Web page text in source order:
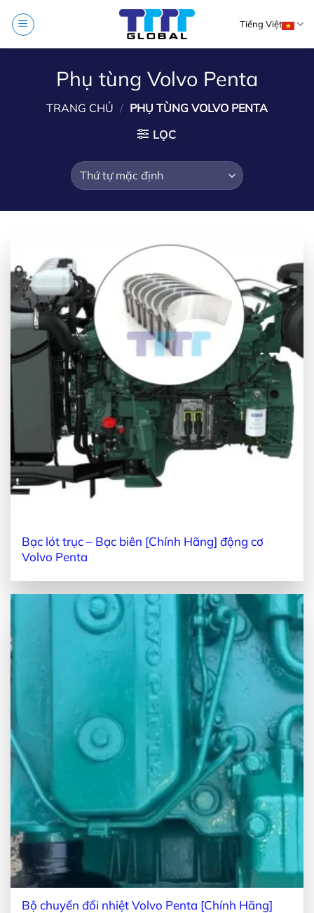
Tiếng Việt
Phụ tùng Volvo Penta
TRANG CHỦ / PHỤ TÙNG VOLVO PENTA
LỌC
Bạc lót trục – Bạc biên [Chính Hãng] động cơ
Volvo Penta
Bộ chuyển đổi nhiệt Volvo Penta [Chính Hãng]